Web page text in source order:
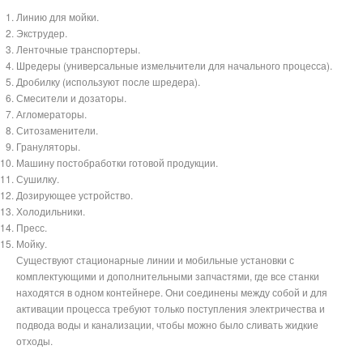
Линию для мойки.
Экструдер.
Ленточные транспортеры.
Шредеры (универсальные измельчители для начального процесса).
Дробилку (используют после шредера).
Смесители и дозаторы.
Агломераторы.
Ситозаменители.
Грануляторы.
Машину постобработки готовой продукции.
Сушилку.
Дозирующее устройство.
Холодильники.
Пресс.
Мойку.
Существуют стационарные линии и мобильные установки с
комплектующими и дополнительными запчастями, где все станки
находятся в одном контейнере. Они соединены между собой и для
активации процесса требуют только поступления электричества и
подвода воды и канализации, чтобы можно было сливать жидкие
отходы.